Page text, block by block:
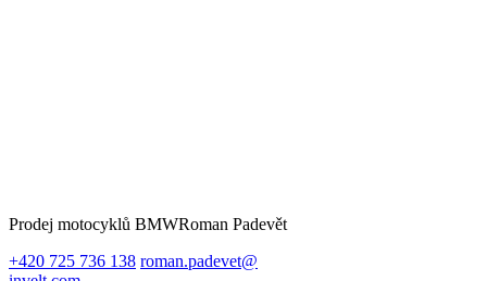
Prodej motocyklů BMWRoman Padevět
+420 725 736 138 roman.padevet@